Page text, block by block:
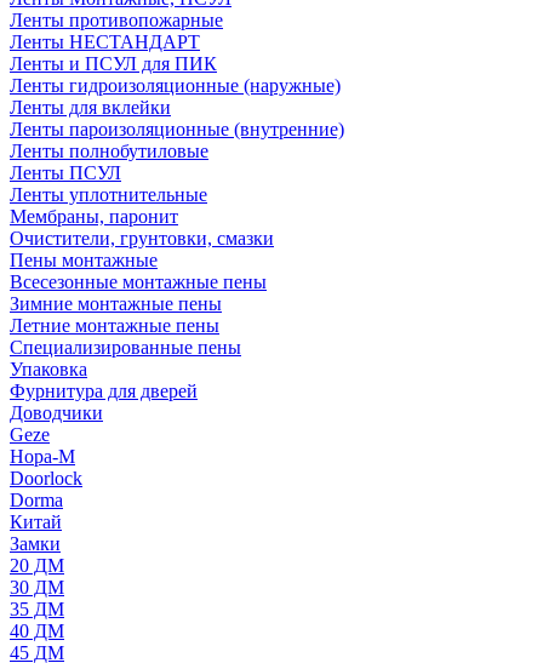
Ленты противопожарные
Ленты НЕСТАНДАРТ
Ленты и ПСУЛ для ПИК
Ленты гидроизоляционные (наружные)
Ленты для вклейки
Ленты пароизоляционные (внутренние)
Ленты полнобутиловые
Ленты ПСУЛ
Ленты уплотнительные
Мембраны, паронит
Очистители, грунтовки, смазки
Пены монтажные
Всесезонные монтажные пены
Зимние монтажные пены
Летние монтажные пены
Специализированные пены
Упаковка
Фурнитура для дверей
Доводчики
Geze
Нора-М
Doorlock
Dorma
Китай
Замки
20 ДМ
30 ДМ
35 ДМ
40 ДМ
45 ДМ